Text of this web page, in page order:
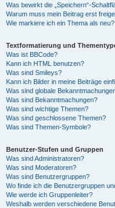
Was bewirkt die „Speichern“-
Warum muss mein Beitrag erst
Wie markiere ich ein Thema als neu?
Textformatierung und
Was ist BBCode?
Kann ich HTML benutzen?
Was sind Smileys?
Kann ich Bilder in meine Beiträge
Was sind globale
Was sind Bekanntmachungen?
Was sind wichtige Themen?
Was sind geschlossene Themen?
Was sind Themen-Symbole?
Benutzer-Stufen und Gruppen
Was sind Administratoren?
Was sind Moderatoren?
Was sind Benutzergruppen?
Wo finde ich die Benutzergruppen
Wie werde ich Gruppenleiter?
Weshalb werden verschiedene